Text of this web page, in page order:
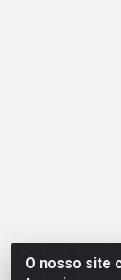
O nosso site
Linhavix